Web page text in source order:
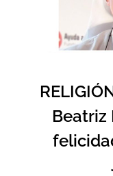
Beatriz